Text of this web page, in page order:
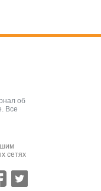
об
Все
сетях